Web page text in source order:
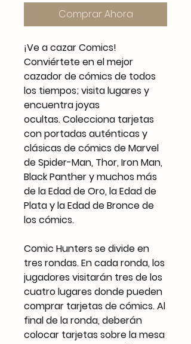
Comprar Ahora
¡Ve a cazar Comics!
Conviértete en el mejor
cazador de cómics de todos
los tiempos; visita lugares y
encuentra joyas
ocultas. Colecciona tarjetas
con portadas auténticas y
clásicas de cómics de Marvel
de Spider-Man, Thor, Iron Man,
Black Panther y muchos más
de la Edad de Oro, la Edad de
Plata y la Edad de Bronce de
los cómics.
Comic Hunters se divide en
tres rondas. En cada ronda, los
jugadores visitarán tres de los
cuatro lugares donde pueden
comprar tarjetas de cómics. Al
final de la ronda, deberán
colocar tarjetas sobre la mesa